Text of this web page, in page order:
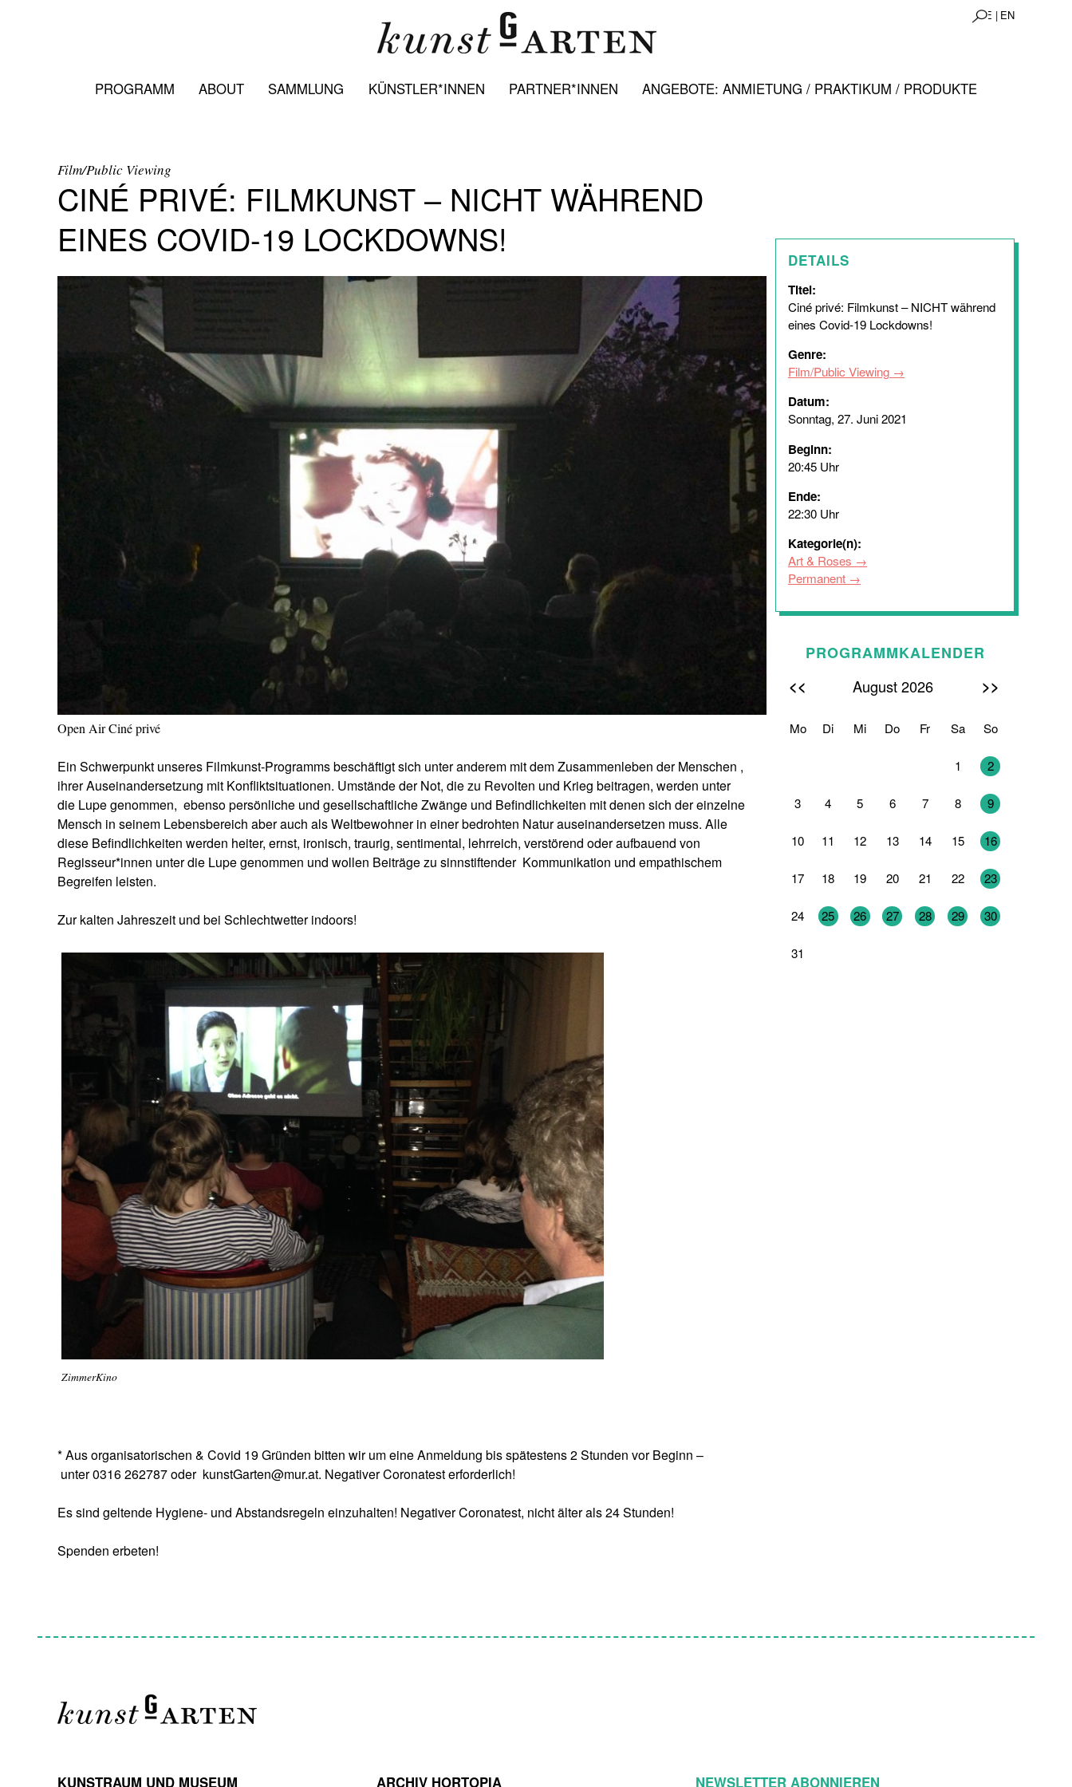
DE | EN
PROGRAMM ABOUT SAMMLUNG KÜNSTLER*INNEN PARTNER*INNEN ANGEBOTE: ANMIETUNG / PRAKTIKUM / PRODUKTE
Film/Public Viewing
CINÉ PRIVÉ: FILMKUNST – NICHT WÄHREND
EINES COVID-19 LOCKDOWNS!
Open Air Ciné privé
Ein Schwerpunkt unseres Filmkunst-Programms beschäftigt sich unter anderem mit dem Zusammenleben der Menschen ,
ihrer Auseinandersetzung mit Konfliktsituationen. Umstände der Not, die zu Revolten und Krieg beitragen, werden unter
die Lupe genommen, ebenso persönliche und gesellschaftliche Zwänge und Befindlichkeiten mit denen sich der einzelne
Mensch in seinem Lebensbereich aber auch als Weltbewohner in einer bedrohten Natur auseinandersetzen muss. Alle
diese Befindlichkeiten werden heiter, ernst, ironisch, traurig, sentimental, lehrreich, verstörend oder aufbauend von
Regisseur*innen unter die Lupe genommen und wollen Beiträge zu sinnstiftender Kommunikation und empathischem
Begreifen leisten.
Zur kalten Jahreszeit und bei Schlechtwetter indoors!
ZimmerKino
* Aus organisatorischen & Covid 19 Gründen bitten wir um eine Anmeldung bis spätestens 2 Stunden vor Beginn –
unter 0316 262787 oder kunstGarten@mur.at. Negativer Coronatest erforderlich!
Es sind geltende Hygiene- und Abstandsregeln einzuhalten! Negativer Coronatest, nicht älter als 24 Stunden!
Spenden erbeten!
DETAILS
Titel:
Ciné privé: Filmkunst – NICHT während
eines Covid-19 Lockdowns!
Genre:
Film/Public Viewing
Datum:
Sonntag, 27. Juni 2021
Beginn:
20:45 Uhr
Ende:
22:30 Uhr
Kategorie(n):
Art & Roses
Permanent
PROGRAMMKALENDER
<< August 2026 >>
Mo Di Mi Do Fr Sa So
1 2
3 4 5 6 7 8 9
10 11 12 13 14 15 16
17 18 19 20 21 22 23
24 25 26 27 28 29 30
31
KUNSTRAUM UND MUSEUM ARCHIV HORTOPIA NEWSLETTER ABONNIEREN